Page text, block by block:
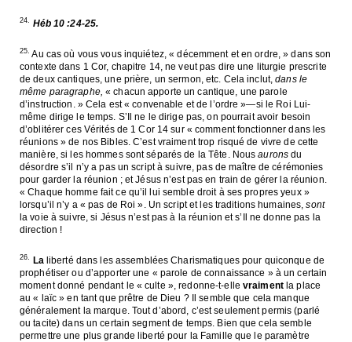
24. Héb 10 :24-25.
25. Au cas où vous vous inquiétez, « décemment et en ordre, » dans son
contexte dans 1 Cor, chapitre 14, ne veut pas dire une liturgie prescrite
de deux cantiques, une prière, un sermon, etc. Cela inclut,dans le
même paragraphe, « chacun apporte un cantique, une parole
d’instruction. » Cela est « convenable et de l’ordre »—si le Roi Lui-
même dirige le temps. S’Il ne le dirige pas, on pourrait avoir besoin
d’oblitérer ces Vérités de 1 Cor 14 sur « comment fonctionner dans les
réunions » de nos Bibles. C’est vraiment trop risqué de vivre de cette
manière, si les hommes sont séparés de la Tête. Nousaurons du
désordre s’il n’y a pas un script à suivre, pas de maître de cérémonies
pour garder la réunion ; et Jésus n’est pas en train de gérer la réunion.
« Chaque homme fait ce qu’il lui semble droit à ses propres yeux »
lorsqu’il n’y a « pas de Roi ». Un script et les traditions humaines,sont
la voie à suivre, si Jésus n’est pas à la réunion et s’Il ne donne pas la
direction !
26. Laliberté dans les assemblées Charismatiques pour quiconque de
prophétiser ou d’apporter une « parole de connaissance » à un certain
moment donné pendant le « culte », redonne-t-elle vraimentla place
au « laïc » en tant que prêtre de Dieu ? Il semble que cela manque
généralement la marque. Tout d’abord, c’est seulement permis (parlé
ou tacite) dans un certain segment de temps. Bien que cela semble
permettre une plus grande liberté pour la Famille que le paramètre